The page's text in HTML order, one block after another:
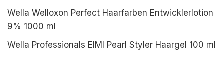
Wella Welloxon Perfect Haarfarben Entwicklerlotion
9% 1000 ml
Wella Professionals EIMI Pearl Styler Haargel 100 ml